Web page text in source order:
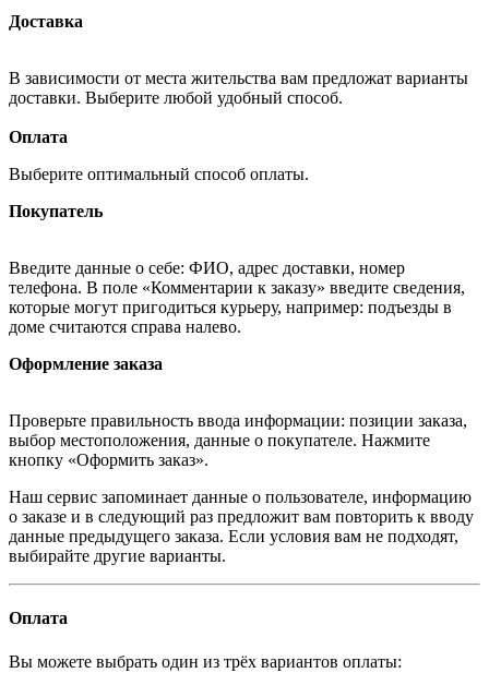
Доставка
В зависимости от места жительства вам предложат варианты
доставки. Выберите любой удобный способ.
Оплата
Выберите оптимальный способ оплаты.
Покупатель
Введите данные о себе: ФИО, адрес доставки, номер
телефона. В поле «Комментарии к заказу» введите сведения,
которые могут пригодиться курьеру, например: подъезды в
доме считаются справа налево.
Оформление заказа
Проверьте правильность ввода информации: позиции заказа,
выбор местоположения, данные о покупателе. Нажмите
кнопку «Оформить заказ».
Наш сервис запоминает данные о пользователе, информацию
о заказе и в следующий раз предложит вам повторить к вводу
данные предыдущего заказа. Если условия вам не подходят,
выбирайте другие варианты.
Оплата
Вы можете выбрать один из трёх вариантов оплаты: